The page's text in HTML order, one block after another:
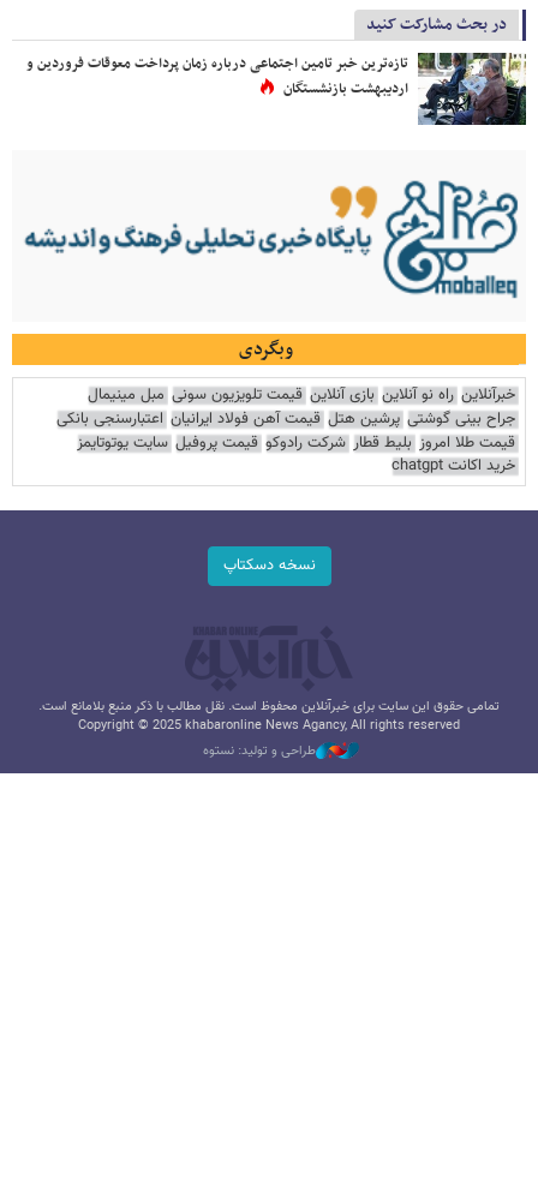
در بحث مشارکت کنید
تازه‌ترین خبر تامین اجتماعی درباره زمان پرداخت معوقات فروردین و
اردیبهشت بازنشستگان
وبگردی
خبرآنلاین راه نو آنلاین بازی آنلاین قیمت تلویزیون سونی مبل مینیمال
جراح بینی گوشتی پرشین هتل قیمت آهن فولاد ایرانیان اعتبارسنجی بانکی
قیمت طلا امروز بلیط قطار شرکت رادوکو قیمت پروفیل سایت یوتوتایمز
خرید اکانت chatgpt
نسخه دسکتاپ
تمامی حقوق این سایت برای خبرآنلاین محفوظ است. نقل مطالب با ذکر منبع بلامانع است.
Copyright © 2025 khabaronline News Agancy, All rights reserved
طراحی و تولید: نستوه